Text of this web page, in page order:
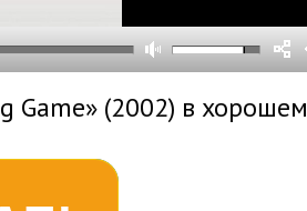
Game» (2002) в хорошем